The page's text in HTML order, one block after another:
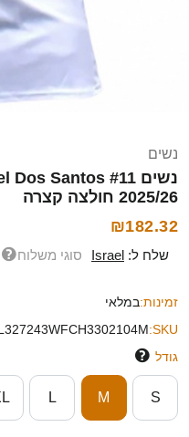
נשים
2025/26 חולצה קצרה
₪182.32
שלח ל: Israel סוגי משלוח
זמינות:במלאי
SKU:
גודל
S
M
L